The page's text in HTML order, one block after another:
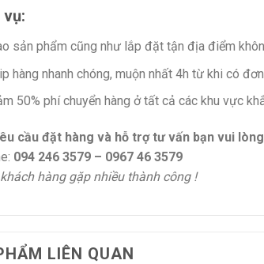
vụ:
sản phẩm cũng như lắp đặt tận địa điểm
hàng nhanh chóng, muộn nhất 4h từ khi có
50% phí chuyển hàng ở tất cả các khu vực
cầu đặt hàng và hỗ trợ tư vấn bạn vui
094 246 3579 – 0967 46 3579
hàng gặp nhiều thành công !
LIÊN QUAN